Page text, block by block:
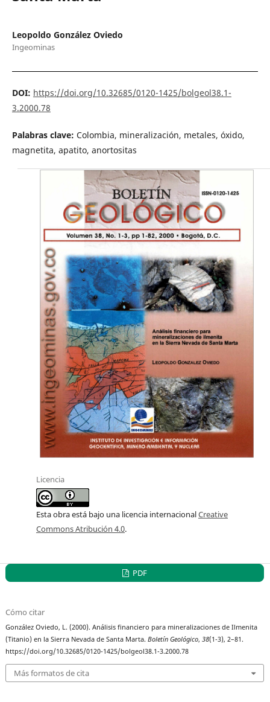
Leopoldo González Oviedo
Ingeominas
DOI: https://doi.org/10.32685/0120-1425/bolgeol38.1-
3.2000.78
Palabras clave: Colombia, mineralización, metales, óxido,
magnetita, apatito, anortositas
Licencia
Esta obra está bajo una licencia internacionalCreative
Commons Atribución 4.0.
PDF
Cómo citar
González Oviedo, L. (2000). Análisis financiero para mineralizaciones de Ilmenita
(Titanio) en la Sierra Nevada de Santa Marta.Boletín Geológico,38(1-3), 2–81.
https://doi.org/10.32685/0120-1425/bolgeol38.1-3.2000.78
Más formatos de cita